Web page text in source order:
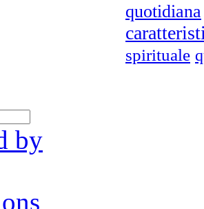
quotidiana
spirituale